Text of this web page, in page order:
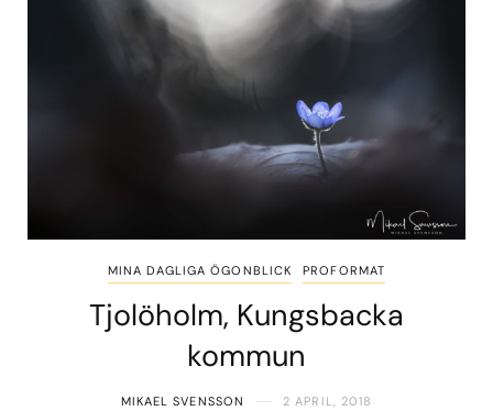
MINA DAGLIGA ÖGONBLICK PROFORMAT
Tjolöholm, Kungsbacka
kommun
MIKAEL SVENSSON 2 APRIL, 2018